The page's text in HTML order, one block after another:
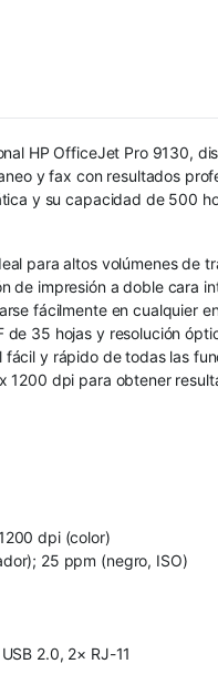
HP OfficeJet Pro 9130,
y fax con resultados
y su capacidad de 500
para altos volúmenes de
de impresión a doble cara
fácilmente en cualquier
35 hojas y resolución
y rápido de todas las
1200 dpi para obtener
dpi (color)
25 ppm (negro, ISO)
2.0, 2× RJ-11